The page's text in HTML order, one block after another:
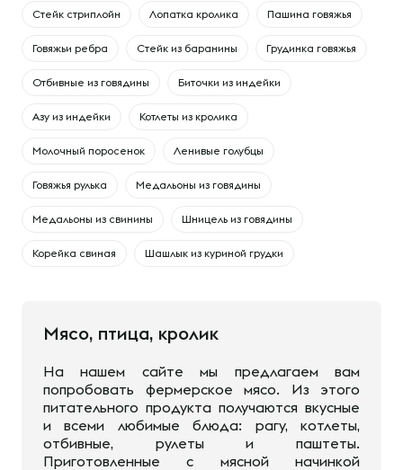
Стейк стриплойн Лопатка кролика Пашина говяжья
Говяжьи ребра Cтейк из баранины Грудинка говяжья
Отбивные из говядины Биточки из индейки
Азу из индейки Котлеты из кролика
Молочный поросенок Ленивые голубцы
Говяжья рулька Медальоны из говядины
Медальоны из свинины Шницель из говядины
Корейка свиная Шашлык из куриной грудки
Мясо, птица, кролик
На нашем сайте мы предлагаем вам
попробовать фермерское мясо. Из этого
питательного продукта получаются вкусные
и всеми любимые блюда: рагу, котлеты,
отбивные, рулеты и паштеты.
Приготовленные с мясной начинкой